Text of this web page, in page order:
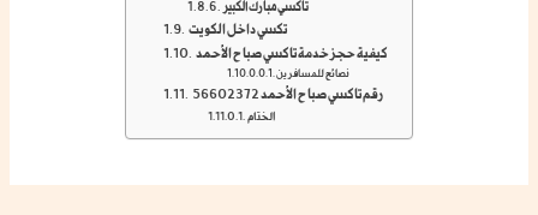
تاكسي مبارك الكبير
تكسي داخل الكويت
كيفية حجز خدمة تاكسي صباح الأحمد
نصائح للمسافرين
رقم تاكسي صباح الأحمد 56602372
الختام